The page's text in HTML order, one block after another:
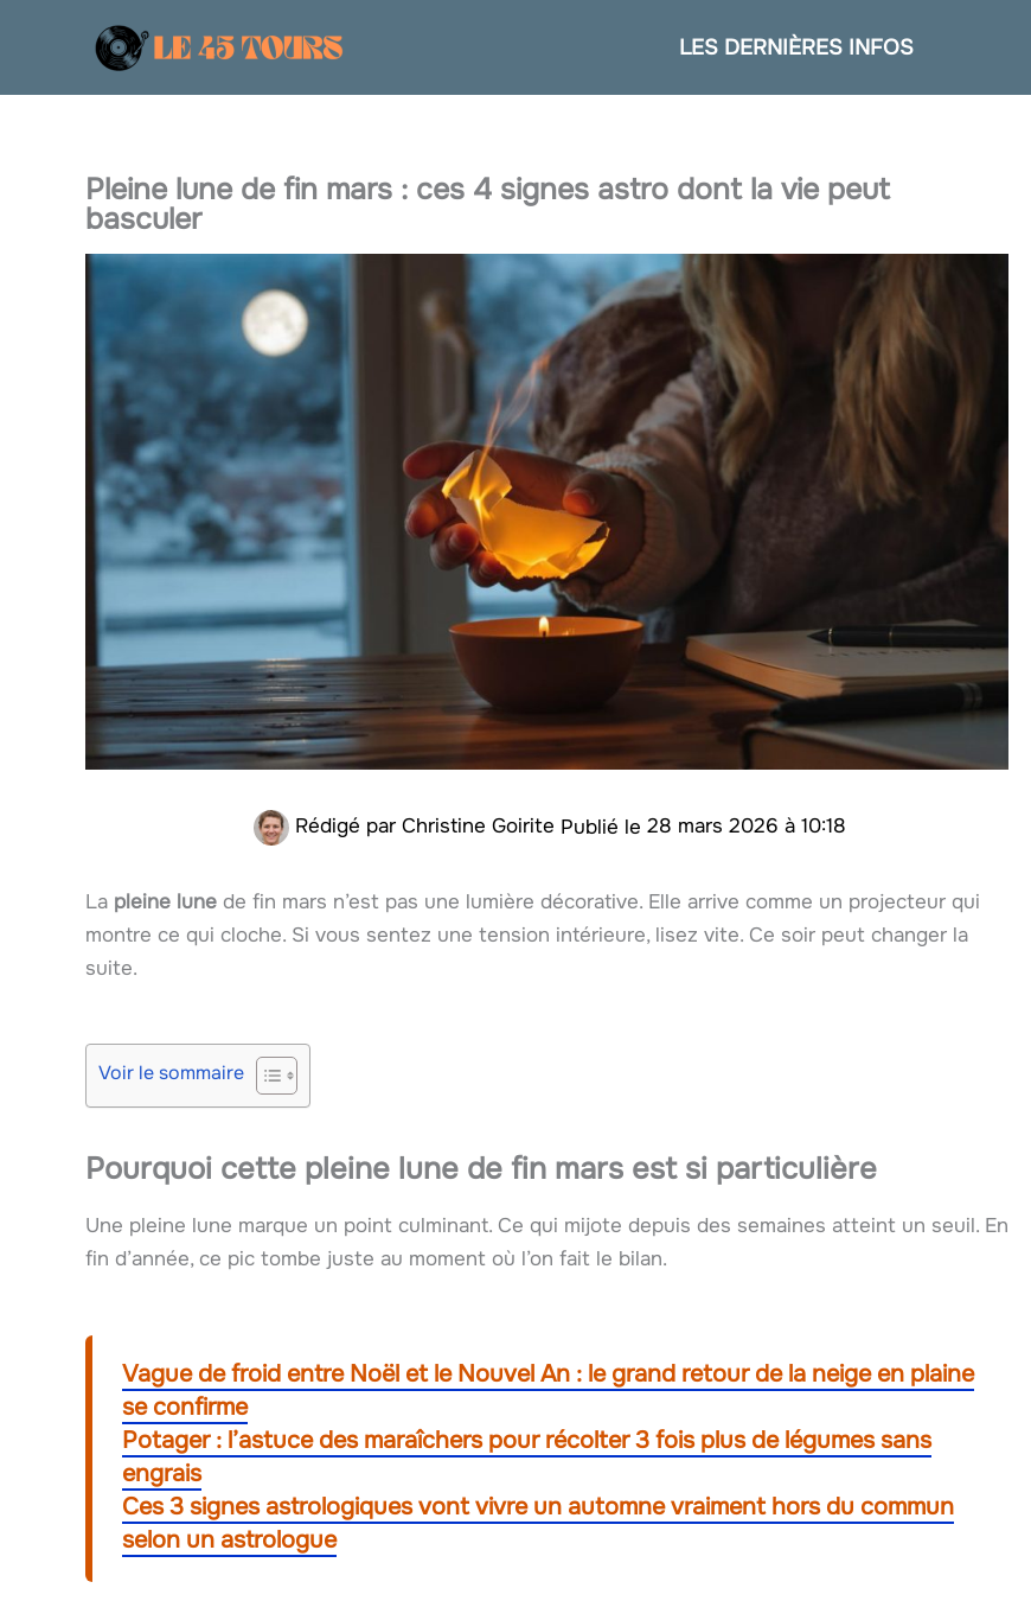
LES DERNIÈRES INFOS
Pleine lune de fin mars : ces 4 signes astro dont la vie peut
basculer
Rédigé par Christine Goirite 28 mars 2026 à 10:18
La pleine lune de fin mars n’est pas une lumière décorative. Elle arrive comme un projecteur qui
montre ce qui cloche. Si vous sentez une tension intérieure, lisez vite. Ce soir peut changer la
suite.
Voir le sommaire
Pourquoi cette pleine lune de fin mars est si particulière
Une pleine lune marque un point culminant. Ce qui mijote depuis des semaines atteint un seuil. En
fin d’année, ce pic tombe juste au moment où l’on fait le bilan.
Vague de froid entre Noël et le Nouvel An : le grand retour de la neige en plaine
se confirme
Potager : l’astuce des maraîchers pour récolter 3 fois plus de légumes sans
engrais
Ces 3 signes astrologiques vont vivre un automne vraiment hors du commun
selon un astrologue